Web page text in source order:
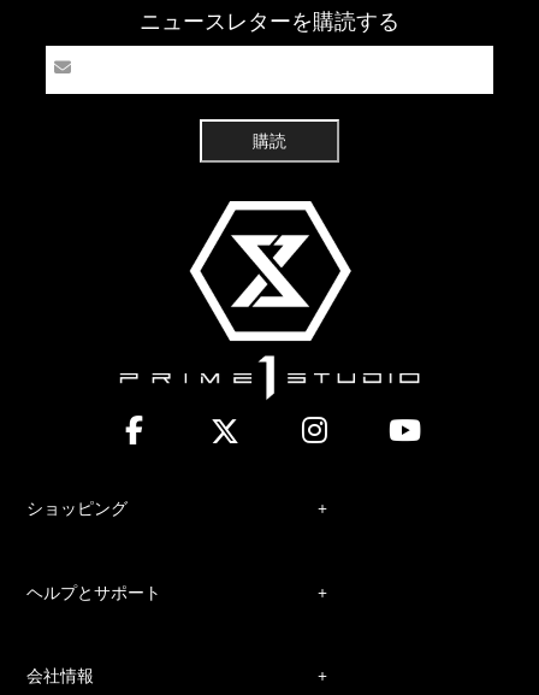
ニュースレターを購読する
購読
ショッピング
ヘルプとサポート
会社情報